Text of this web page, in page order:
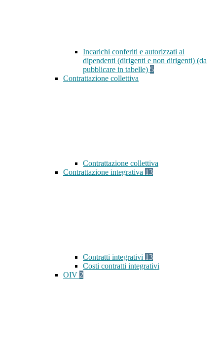
Incarichi conferiti e autorizzati ai
dipendenti (dirigenti e non dirigenti) (da
pubblicare in tabelle) 5
Contrattazione collettiva
Contrattazione collettiva
Contrattazione integrativa 13
Contratti integrativi 13
Costi contratti integrativi
OIV 2